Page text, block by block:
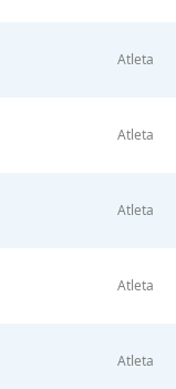
Atleta
Atleta
Atleta
Atleta
Atleta